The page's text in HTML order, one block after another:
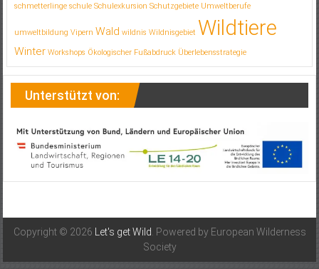
schmetterlinge schule Schulexkursion Schutzgebiete Umweltberufe
umweltbildung Vipern Wald wildnis Wildnisgebiet Wildtiere
Winter Workshops Ökologischer Fußabdruck Überlebensstrategie
Unterstützt von:
Copyright © 2026 Let's get Wild. Powered by European Wilderness
Society